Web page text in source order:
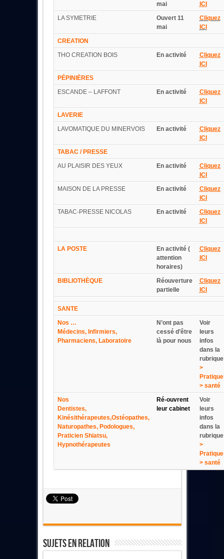
mai
ICI
LA SYMETRIE
Ouvert 11
mai
Cliquez
ICI
CREATION
THO CREATION BOIS
En activité
Cliquez
ICI
PÉPINIÈRES
ESCANDE – LAFFONT
En activité
Cliquez
ICI
LAVERIE
LAVOMATIQUE DU MINERVOIS
En activité
Cliquez
ICI
TABAC / PRESSE
AU PLAISIR DES YEUX
En activité
Cliquez
ICI
MAISON DE LA PRESSE
En activité
Cliquez
ICI
TABAC-PRESSE NICOLAS
En activité
Cliquez
ICI
LA POSTE
En activité (
attention
horaires)
Cliquez
ICI
BIBLIOTHÈQUE
Réouverture
partielle
Cliquez
ICI
SANTE
Nos …
Médecins, Infirmiers,
Pharmaciens, Laboratoire
N’ont pas
cessé d’être
là pour nous
Voir
leurs
infos
dans la
rubrique
>
Pratique
> santé
Nos
Dentistes,
Kinésithérapeutes,Ostéopathes,
Naturopathes, Podologues,
Praticien Shiatsu,
Hypnothérapeutes
Ré-ouvrent
leur cabinet
Voir
leurs
infos
dans la
rubrique
>
Pratique
> santé
Sujets En Relation